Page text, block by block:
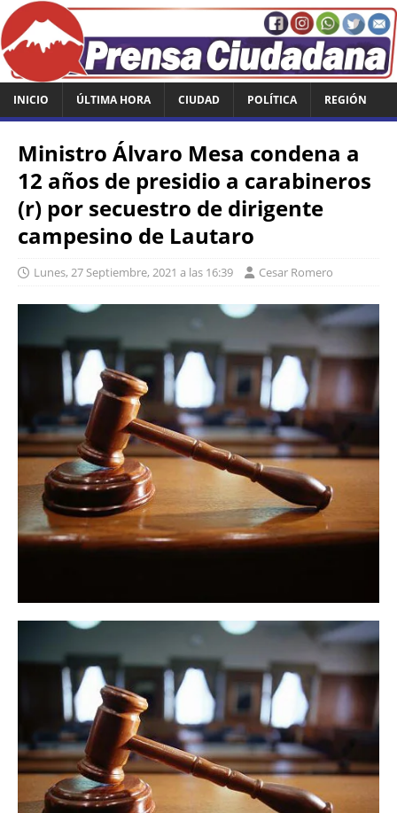
INICIO ÚLTIMA HORA CIUDAD POLÍTICA REGIÓN
Ministro Álvaro Mesa condena a
12 años de presidio a carabineros
(r) por secuestro de dirigente
campesino de Lautaro
Lunes, 27 Septiembre, 2021 a las 16:39 Cesar Romero